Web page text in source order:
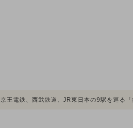
京王電鉄、西武鉄道、JR東日本の9駅を巡る